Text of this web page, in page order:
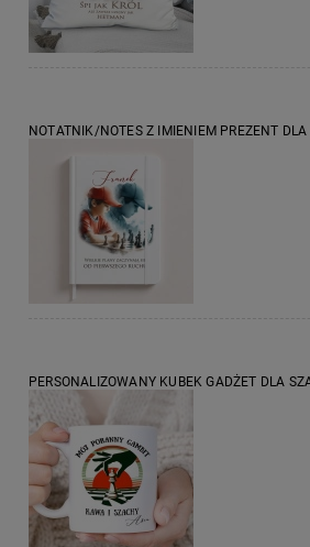
NOTATNIK/NOTES Z IMIENIEM PREZENT
PERSONALIZOWANY KUBEK GADŻET DLA